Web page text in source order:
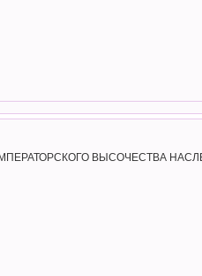
ИМПЕРАТОРСКОГО ВЫСОЧЕСТВА